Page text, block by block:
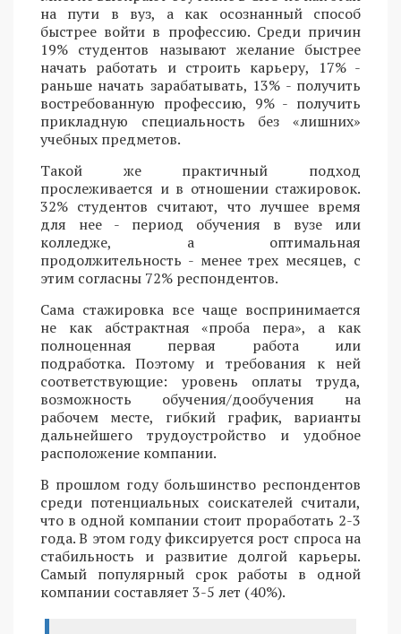
на пути в вуз, а как осознанный способ
быстрее войти в профессию. Среди причин
19% студентов называют желание быстрее
начать работать и строить карьеру, 17% -
раньше начать зарабатывать, 13% - получить
востребованную профессию, 9% - получить
прикладную специальность без «лишних»
учебных предметов.
Такой же практичный подход
прослеживается и в отношении стажировок.
32% студентов считают, что лучшее время
для нее - период обучения в вузе или
колледже, а оптимальная
продолжительность - менее трех месяцев, с
этим согласны 72% респондентов.
Сама стажировка все чаще воспринимается
не как абстрактная «проба пера», а как
полноценная первая работа или
подработка. Поэтому и требования к ней
соответствующие: уровень оплаты труда,
возможность обучения/дообучения на
рабочем месте, гибкий график, варианты
дальнейшего трудоустройство и удобное
расположение компании.
В прошлом году большинство респондентов
среди потенциальных соискателей считали,
что в одной компании стоит проработать 2-3
года. В этом году фиксируется рост спроса на
стабильность и развитие долгой карьеры.
Самый популярный срок работы в одной
компании составляет 3-5 лет (40%).